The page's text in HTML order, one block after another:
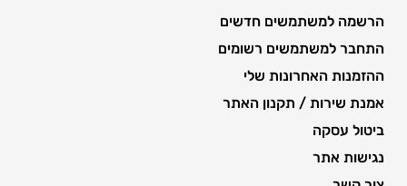
הרשמה למשתמשים חדשים
התחבר למשתמשים רשומים
ההזמנות האחרונות שלי
אמנת שירות / תקנון האתר
ביטול עסקה
נגישות אתר